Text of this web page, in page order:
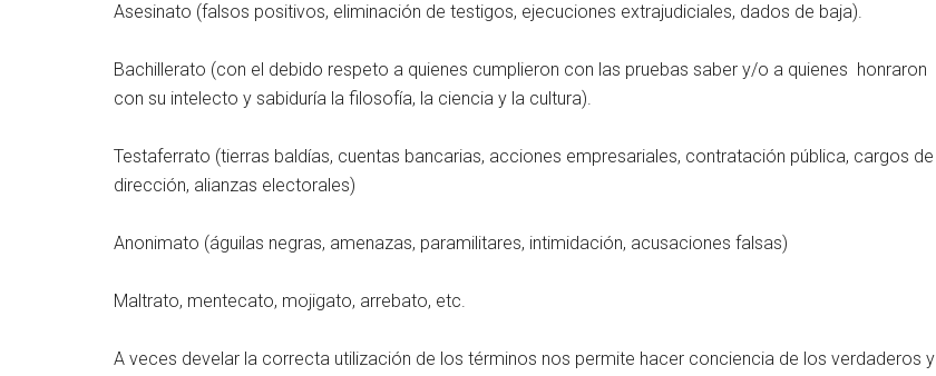
Asesinato (falsos positivos, eliminación de testigos, ejecuciones extrajudiciales, dados de baja).
Bachillerato (con el debido respeto a quienes cumplieron con las pruebas saber y/o a quienes honraron
con su intelecto y sabiduría la filosofía, la ciencia y la cultura).
Testaferrato (tierras baldías, cuentas bancarias, acciones empresariales, contratación pública, cargos de
dirección, alianzas electorales)
Anonimato (águilas negras, amenazas, paramilitares, intimidación, acusaciones falsas)
Maltrato, mentecato, mojigato, arrebato, etc.
A veces develar la correcta utilización de los términos nos permite hacer conciencia de los verdaderos y